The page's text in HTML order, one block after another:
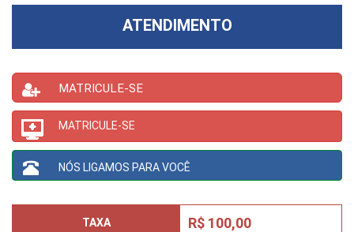
ATENDIMENTO
MATRICULE-SE
MATRICULE-SE
NÓS LIGAMOS PARA VOCÊ
TAXA R$ 100,00